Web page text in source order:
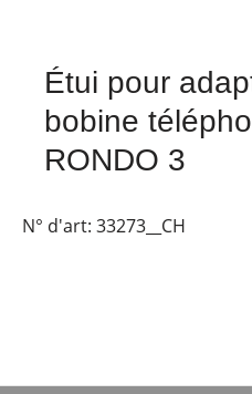
Étui pour
bobine
RONDO 3
N° d'art: 33273__CH